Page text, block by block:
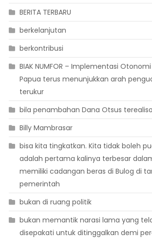
BERITA TERBARU
berkelanjutan
berkontribusi
BIAK NUMFOR – Implementasi
Papua terus menunjukkan arah
terukur
bila penambahan Dana Otsus
Billy Mambrasar
bisa kita tingkatkan. Kita tidak boleh
adalah pertama kalinya terbesar
memiliki cadangan beras di Bulog di
pemerintah
bukan di ruang politik
bukan memantik narasi lama yang
disepakati untuk ditinggalkan demi